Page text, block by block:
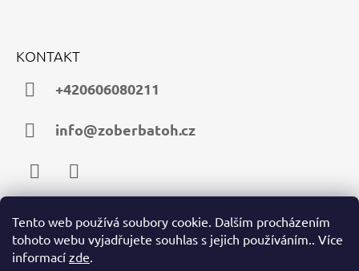
Tento web používá soubory cookie. Dalším procházením
tohoto webu vyjadřujete souhlas s jejich používáním.. Více
informací zde.
KONTAKT
+420606080211
info@zoberbatoh.cz
FacebookInstagram
PŘIJÍMÁME ONLINE PLATBY